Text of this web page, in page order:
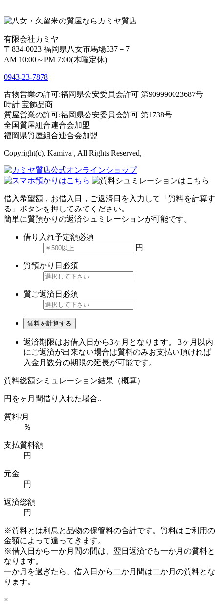
有限会社カミヤ
〒834-0023 福岡県八女市馬場337－7
AM 10:00～PM 7:00(木曜定休)
0943-23-7878
古物営業の許可:福岡県公安委員会許可 第909990023687号
時計 宝飾品商
質屋営業の許可:福岡県公安委員会許可 第1738号
全国質屋組合連合会加盟
福岡県質屋組合連合会加盟
Copyright(c), Kamiya , All Rights Reserved,
借入希望額，お借入日，ご返済日を入力して「質料を計算す
る」ボタンを押してみてください。
簡単に質預かりの返済シュミレーションが可能です。
借り入れ予定額必須
円
質預かり日 必須
質ご返済日 必須
賃料を計算する
返済期限はお借入日から3ヶ月となります。 3ヶ月以内
にご返済が出来ない場合は質料のみお支払い頂ければ
入金月数分の期限の延長が可能です。
質料総額シミュレーション結果（概算）
円をヶ月間借り入れた場合..
質料/月
％
支払質料額
円
元金
円
返済総額
円
※質料とは利息と品物の保管料の合計です。質料はご利用の
金額によって違ってきます。
※借入日から一か月間の間は、翌日返済でも一か月の質料と
なります。
一か月を過ぎたら、借入日から二か月間は二か月の質料とな
ります。
×